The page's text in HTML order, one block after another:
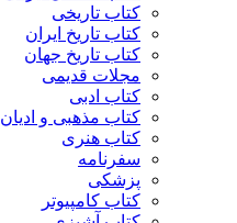
کتاب تاریخی
کتاب تاریخ ایران
کتاب تاریخ جهان
مجلات قدیمی
کتاب ادبی
کتاب مذهبی و ادیان
کتاب هنری
سفرنامه
پزشکی
کتاب کامپیوتر